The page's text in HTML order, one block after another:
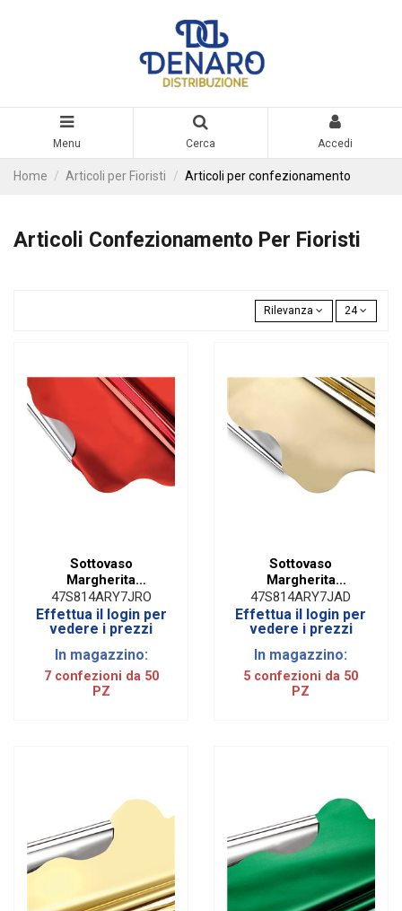
Menu Cerca Accedi
Home Articoli per Fioristi Articoli per confezionamento
Articoli Confezionamento Per Fioristi
Rilevanza 24
Sottovaso
Margherita
Argento/Rosso
Fondo Pieno (50
PZ)
47S814ARY7JRO
Effettua il login per
vedere i prezzi
In magazzino:
7 confezioni da 50
PZ
Sottovaso
Margherita
Argento/Oro Fondo
Pieno (50 Pz)
47S814ARY7JAD
Effettua il login per
vedere i prezzi
In magazzino:
5 confezioni da 50
PZ